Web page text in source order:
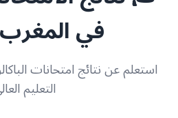
في المغرب 2025
استعلم عن نتائج امتحانات
التعليم